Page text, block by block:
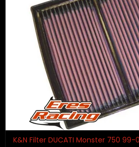
K&N Filter DUCATI Monster 750 99-